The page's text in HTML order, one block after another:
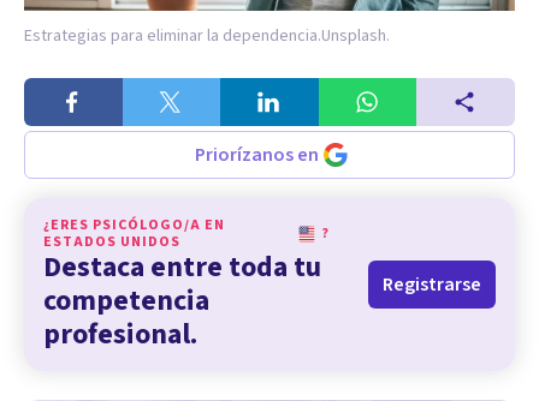
Estrategias para eliminar la dependencia.Unsplash.
Priorízanos en
¿ERES PSICÓLOGO/A EN
ESTADOS UNIDOS
?
Destaca entre toda tu
competencia
profesional.
Registrarse